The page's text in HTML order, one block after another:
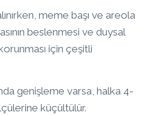
meme başı ve areola
beslenmesi ve duysal
için çeşitli
genişleme varsa, halka 4-
küçültülür.